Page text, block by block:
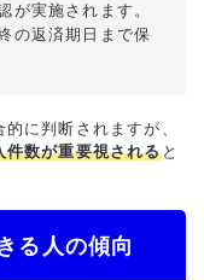
が実施されます。
の返済期日まで保
に判断されますが、
件数が重要視されると
る人の傾向